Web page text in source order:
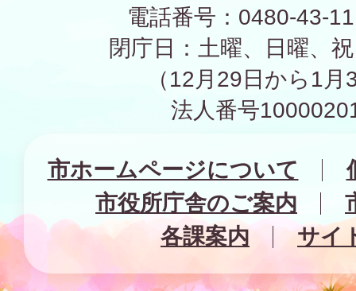
電話番号：0480-43-
閉庁日：土曜、日曜、
（12月29日から1
法人番号
市ホームページについて
市役所庁舎のご案内
各課案内
サイ